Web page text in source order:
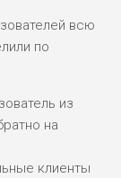
всю
по
из
на
клиенты